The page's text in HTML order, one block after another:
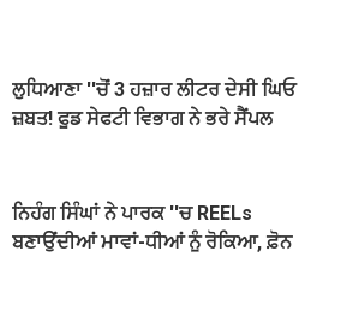
ਲੁਧਿਆਣਾ ''ਚੋਂ 3 ਹਜ਼ਾਰ ਲੀਟਰ ਦੇਸੀ ਘਿਓ
ਜ਼ਬਤ! ਫੂਡ ਸੇਫਟੀ ਵਿਭਾਗ ਨੇ ਭਰੇ ਸੈਂਪਲ
ਨਿਹੰਗ ਸਿੰਘਾਂ ਨੇ ਪਾਰਕ ''ਚ REELs
ਬਣਾਉਂਦੀਆਂ ਮਾਵਾਂ-ਧੀਆਂ ਨੂੰ ਰੋਕਿਆ, ਫ਼ੋਨ